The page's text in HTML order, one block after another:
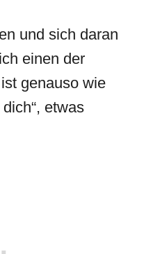
und sich daran
einen der
genauso wie
etwas